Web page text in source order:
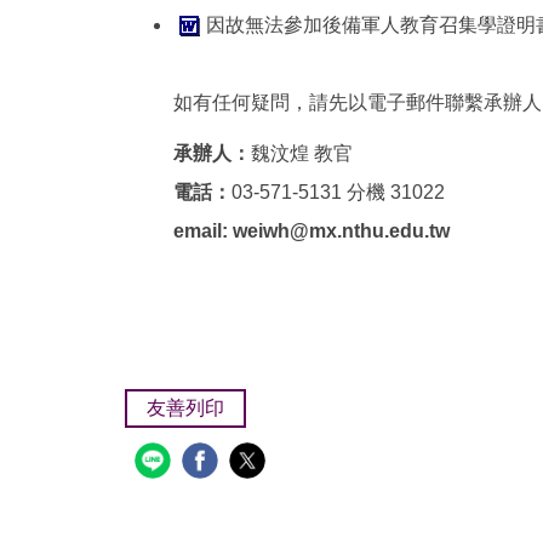
因故無法參加後備軍人教育召集學證明
如有任何疑問，請先以電子郵件聯繫承辦人
承辦人： 魏汶煌 教官
電話： 03-571-5131 分機 31022
email: weiwh@mx.nthu.edu.tw
友善列印